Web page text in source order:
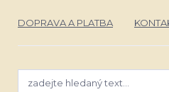
DOPRAVA A PLATBA